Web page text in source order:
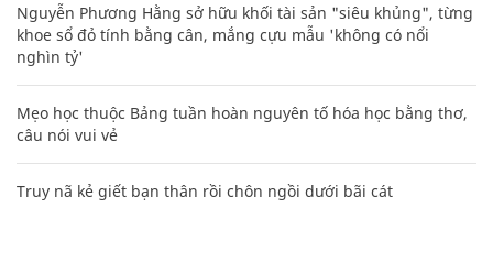
Nguyễn Phương Hằng sở hữu khối tài sản "siêu khủng", từng
khoe sổ đỏ tính bằng cân, mắng cựu mẫu 'không có nổi
nghìn tỷ'
Mẹo học thuộc Bảng tuần hoàn nguyên tố hóa học bằng thơ,
câu nói vui vẻ
Truy nã kẻ giết bạn thân rồi chôn ngồi dưới bãi cát